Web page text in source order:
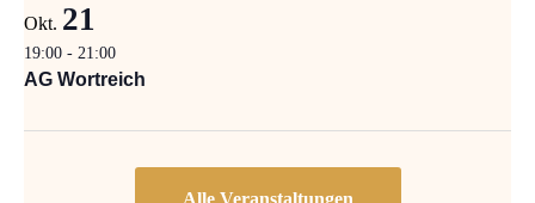
Okt. 21
19:00 - 21:00
AG Wortreich